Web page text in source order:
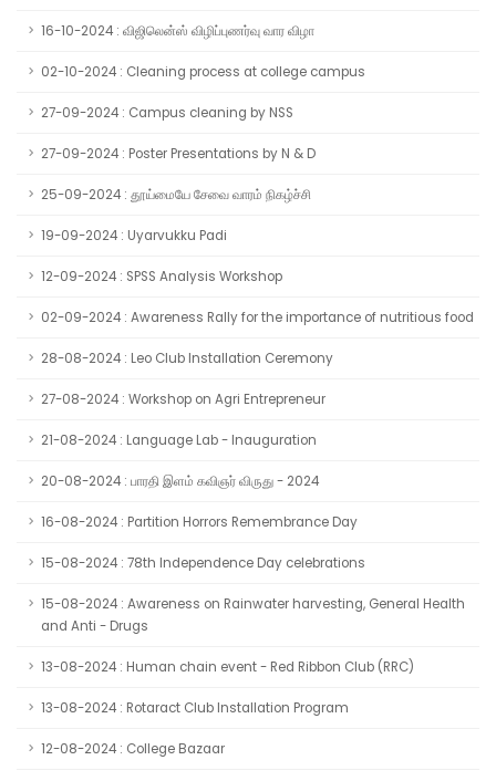
16-10-2024 : விஜிலென்ஸ் விழிப்புணர்வு வார விழா
02-10-2024 : Cleaning process at college campus
27-09-2024 : Campus cleaning by NSS
27-09-2024 : Poster Presentations by N & D
25-09-2024 : தூய்மையே சேவை வாரம் நிகழ்ச்சி
19-09-2024 : Uyarvukku Padi
12-09-2024 : SPSS Analysis Workshop
02-09-2024 : Awareness Rally for the importance of nutritious food
28-08-2024 : Leo Club Installation Ceremony
27-08-2024 : Workshop on Agri Entrepreneur
21-08-2024 : Language Lab - Inauguration
20-08-2024 : பாரதி இளம் கவிஞர் விருது - 2024
16-08-2024 : Partition Horrors Remembrance Day
15-08-2024 : 78th Independence Day celebrations
15-08-2024 : Awareness on Rainwater harvesting, General Health
and Anti - Drugs
13-08-2024 : Human chain event - Red Ribbon Club (RRC)
13-08-2024 : Rotaract Club Installation Program
12-08-2024 : College Bazaar